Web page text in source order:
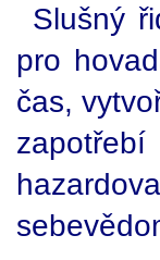
Slušný
pro
čas,